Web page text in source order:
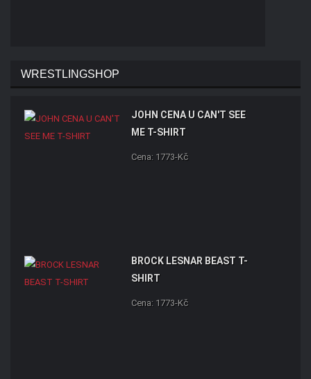
WRESTLINGSHOP
JOHN CENA U CAN'T SEE
ME T-SHIRT
Cena: 1773-Kč
BROCK LESNAR BEAST T-
SHIRT
Cena: 1773-Kč